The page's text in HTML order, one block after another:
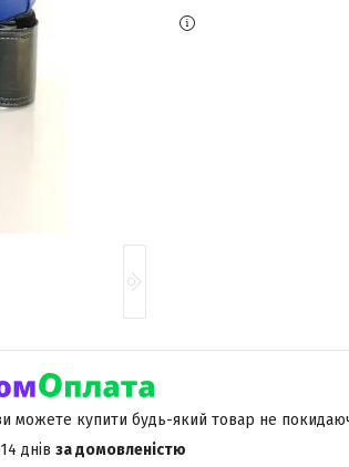
можете купити будь-який товар не
днів за домовленістю